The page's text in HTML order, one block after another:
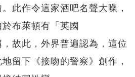
此作令這家酒吧名聲大噪，
布萊頓有「英國
故此，外界普遍認為，這位
留下《接吻的警察》創作，